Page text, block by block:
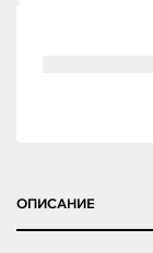
ОПИСАНИЕ